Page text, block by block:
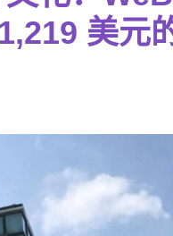
美元